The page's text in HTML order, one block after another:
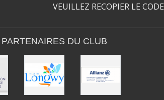
VEUILLEZ RECOPIER LE CODE
DU CLUB